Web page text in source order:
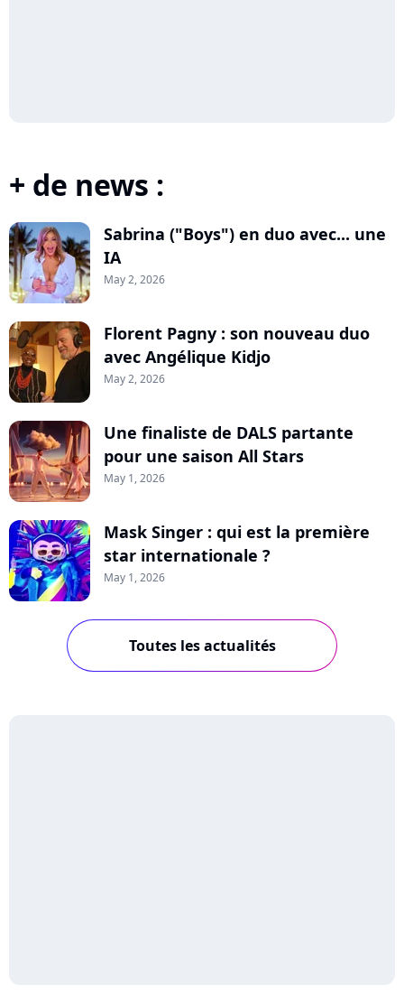
+ de news :
Sabrina ("Boys") en duo avec... une
IA
May 2, 2026
Florent Pagny : son nouveau duo
avec Angélique Kidjo
May 2, 2026
Une finaliste de DALS partante
pour une saison All Stars
May 1, 2026
Mask Singer : qui est la première
star internationale ?
May 1, 2026
Toutes les actualités